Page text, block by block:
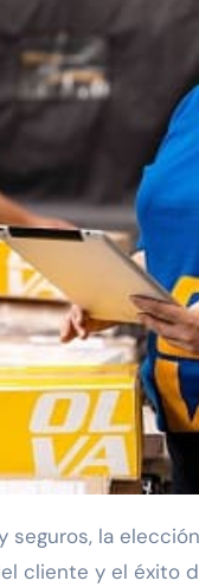
cliente y el éxito